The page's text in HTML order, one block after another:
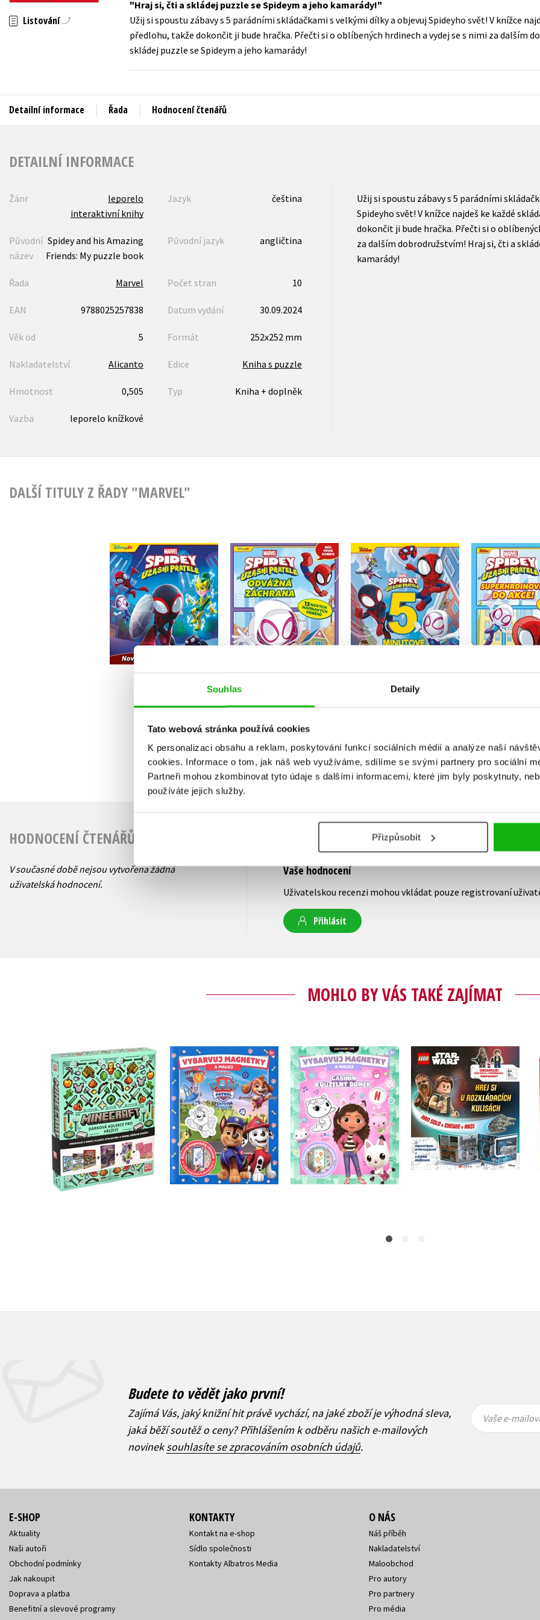
Souhlas Detaily
Tato webová stránka používá cookies
K personalizaci obsahu a reklam, poskytování funkcí sociálních médií a analýze naší
cookies. Informace o tom, jak náš web využíváme, sdílíme se svými partnery pro sociální
Partneři mohou zkombinovat tyto údaje s dalšími informacemi, které jim byly poskytnuty,
používáte jejich služby.
Přizpůsobit
Auto - moto
Beletrie pro děti
Jazyky
Kalendáře
Populárně - naučná pro dospělé
Populárně - naučné pro děti
Předškoláci
Příroda a zahrada
Young adult (SK)
Zahraniční literatura
Všechny tituly
Listování
Hraj si, čti a skládej puzzle se Spideym a jeho kamarády!
Užij si spoustu zábavy s 5 parádními skládačkami s velkými dílky a objevuj Spideyho svět! V knížce
předlohu, takže dokončit ji bude hračka. Přečti si o oblíbených hrdinech a vydej se s nimi za dalším
skládej puzzle se Spideym a jeho kamarády!
Detailní informace Řada Hodnocení čtenářů
DETAILNÍ INFORMACE
Žánr
leporelo
interaktivní knihy
Jazyk čeština
Původní
název
Spidey and his Amazing
Friends: My puzzle book
Původní jazyk angličtina
Řada Marvel Počet stran 10
EAN 9788025257838 Datum vydání 30.09.2024
Věk od 5 Formát 252x252 mm
Nakladatelství Alicanto Edice Kniha s puzzle
Hmotnost 0,505 Typ Kniha + doplněk
Vazba leporelo knížkové
Užij si spoustu zábavy s 5 parádními
Spideyho svět! V knížce najdeš ke každé
dokončit ji bude hračka. Přečti si o
za dalším dobrodružstvím! Hraj si, čti a
kamarády!
DALŠÍ TITULY Z ŘADY "MARVEL"
Marvel - Spidey a jeho
úžasní přátelé: Nové
příběhy před usnutím
Kolektiv
Do košíku
Marvel - Spidey a jeho
úžasní přátelé:
Odvážná záchrana
Kolektiv
Marvel - Spidey a jeho
úžasní přátelé -
5minutové pohádky
Kolektiv
Marvel -
úžasní
HODNOCENÍ ČTENÁŘŮ
V současné době nejsou vytvořena žádná
uživatelská hodnocení.
Vaše hodnocení
Uživatelskou recenzi mohou vkládat pouze registrovaní
Přihlásit
MOHLO BY VÁS TAKÉ ZAJÍMAT
Minecraft - Dárková
kolekce pro přežití
Kolektiv
Do košíku
479 Kč
Tlapková patrola -
Vybarvuj magnetky
Kolektiv
Do košíku
Gábinin kouzelný
domek - Vybarvuj
magnetky
Kolektiv
Do košíku
LEGO® Star Wars™
Han Solo a Chewie v
akci
Kolektiv
Do košíku
Budete to vědět jako první!
Zajímá Vás, jaký knižní hit právě vychází, na jaké zboží je výhodná sleva,
jaká běží soutěž o ceny? Přihlášením k odběru našich e-mailových
novineksouhlasíte se zpracováním osobních údajů.
mailová
mailová
Vaše e-
E-SHOP
Aktuality
Naši autoři
Obchodní podmínky
Jak nakoupit
Doprava a platba
Benefitní a slevové programy
KONTAKTY
Kontakt na e-shop
Sídlo společnosti
Kontakty Albatros Media
O NÁS
Náš příběh
Nakladatelství
Maloobchod
Pro autory
Pro partnery
Pro média